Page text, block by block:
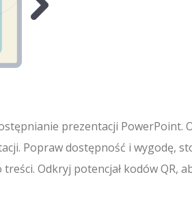
prezentacji PowerPoint.
Popraw dostępność i wygodę,
Odkryj potencjał kodów QR,